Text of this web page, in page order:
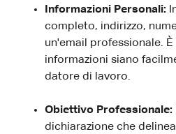
Informazioni Personali:
completo, indirizzo,
un'email professionale.
informazioni siano
datore di lavoro.
Obiettivo Professionale:
dichiarazione che